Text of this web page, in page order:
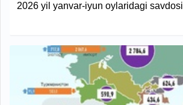
2026 yil yanvar-iyun oylaridagi savdosi